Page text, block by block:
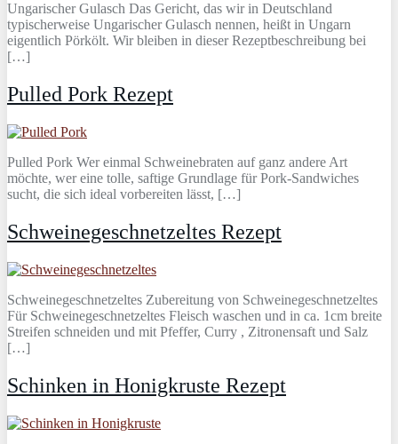
Ungarischer Gulasch Das Gericht, das wir in Deutschland
typischerweise Ungarischer Gulasch nennen, heißt in Ungarn
eigentlich Pörkölt. Wir bleiben in dieser Rezeptbeschreibung bei
[…]
Pulled Pork Rezept
Pulled Pork Wer einmal Schweinebraten auf ganz andere Art
möchte, wer eine tolle, saftige Grundlage für Pork-Sandwiches
sucht, die sich ideal vorbereiten lässt, […]
Schweinegeschnetzeltes Rezept
Schweinegeschnetzeltes Zubereitung von Schweinegeschnetzeltes
Für Schweinegeschnetzeltes Fleisch waschen und in ca. 1cm breite
Streifen schneiden und mit Pfeffer, Curry , Zitronensaft und Salz
[…]
Schinken in Honigkruste Rezept